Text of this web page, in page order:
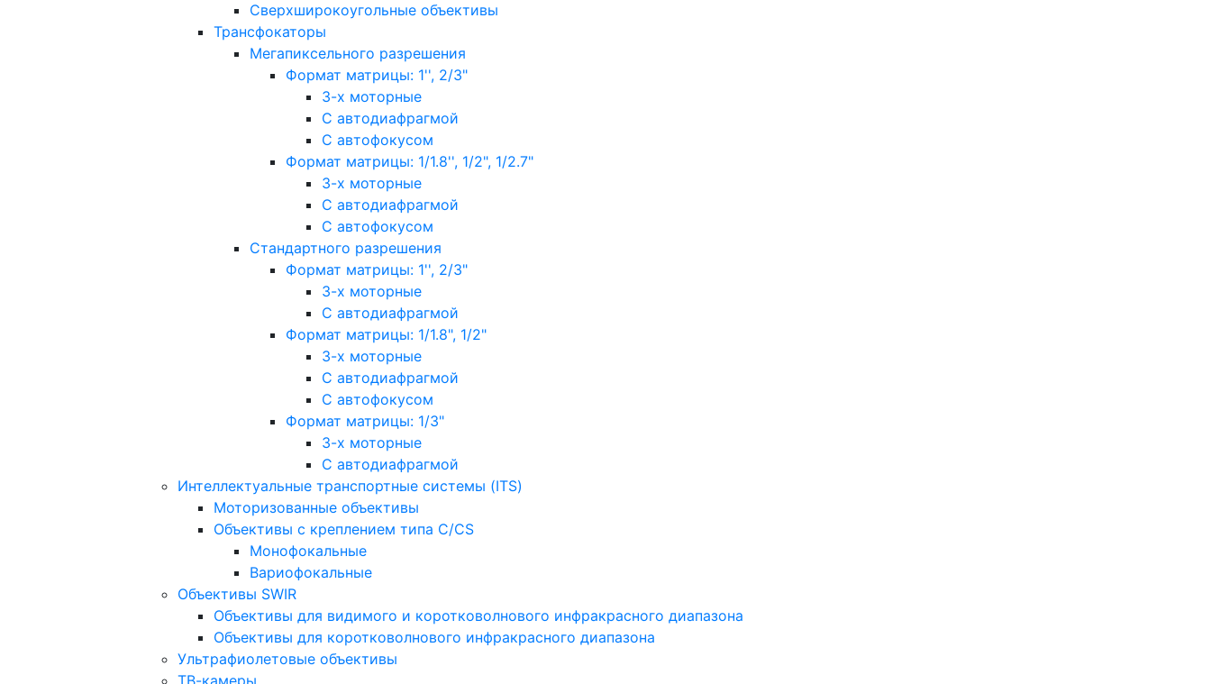
Сверхширокоугольные объективы
Трансфокаторы
Мегапиксельного разрешения
Формат матрицы: 1'', 2/3"
3-х моторные
С автодиафрагмой
С автофокусом
Формат матрицы: 1/1.8'', 1/2", 1/2.7"
3-х моторные
С автодиафрагмой
С автофокусом
Стандартного разрешения
Формат матрицы: 1'', 2/3"
3-х моторные
С автодиафрагмой
Формат матрицы: 1/1.8", 1/2"
3-х моторные
С автодиафрагмой
С автофокусом
Формат матрицы: 1/3"
3-х моторные
С автодиафрагмой
Интеллектуальные транспортные системы (ITS)
Моторизованные объективы
Объективы с креплением типа C/CS
Монофокальные
Вариофокальные
Объективы SWIR
Объективы для видимого и коротковолнового инфракрасного диапазона
Объективы для коротковолнового инфракрасного диапазона
Ультрафиолетовые объективы
ТВ-камеры